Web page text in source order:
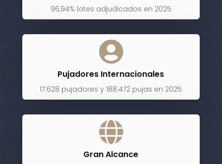
96,94% lotes adjudicados en 2025

Pujadores Internacionales
17.628 pujadores y 188.472 pujas en 2025

Gran Alcance